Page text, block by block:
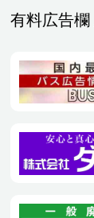
有料広告欄